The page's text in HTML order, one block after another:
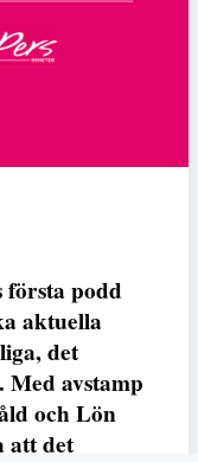
första podd
aktuella
det
Med avstamp
och Lön
att det